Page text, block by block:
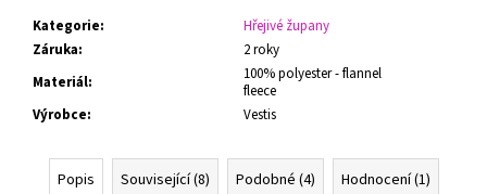
Kategorie:
Hřejivé župany
Záruka:
2 roky
Materiál:
100% polyester - flannel
fleece
Výrobce: Vestis
Popis Související (8) Podobné (4)
Hodnocení (1)
699
Kč
Původně:
879
Kč